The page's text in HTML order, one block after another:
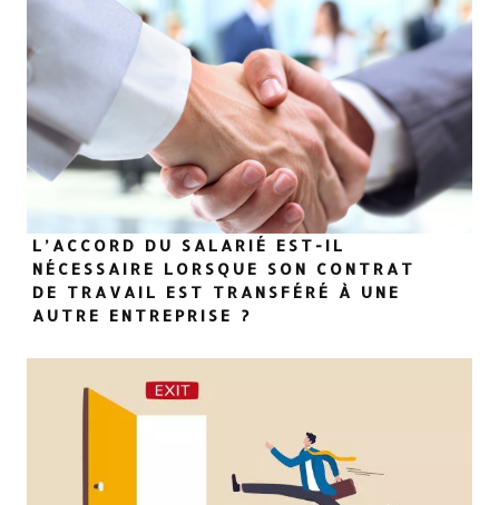
L’ACCORD DU SALARIÉ EST-IL
NÉCESSAIRE LORSQUE SON CONTRAT
DE TRAVAIL EST TRANSFÉRÉ À UNE
AUTRE ENTREPRISE ?